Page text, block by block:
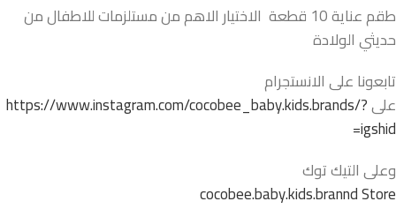
طقم عناية 10 قطعة الاختيار الاهم من مستلزمات للاطفال من
حديثي الولادة
تابعونا على الانستجرام
علىhttps://www.instagram.com/cocobee_baby.kids.brands/?
igshid=
وعلى التيك توك
cocobee.baby.kids.brannd Store